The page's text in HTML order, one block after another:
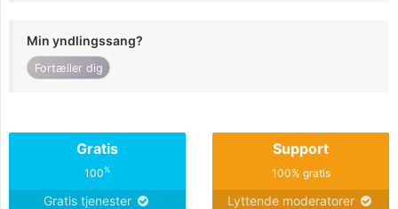
Min yndlingssang?
Fortæller dig
Gratis
100%
Gratis tjenester
Support
100% gratis
Lyttende moderatorer